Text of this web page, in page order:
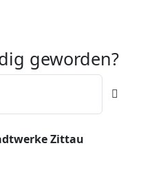
geworden?
Zittau